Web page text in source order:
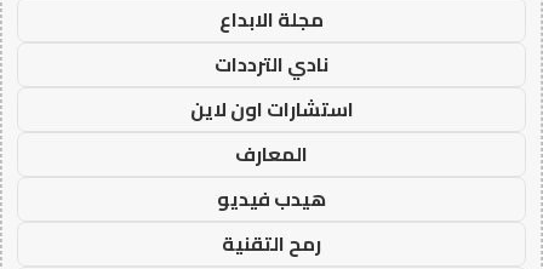
مجلة الابداع
نادي الترددات
استشارات اون لاين
المعارف
هيدب فيديو
رمح التقنية